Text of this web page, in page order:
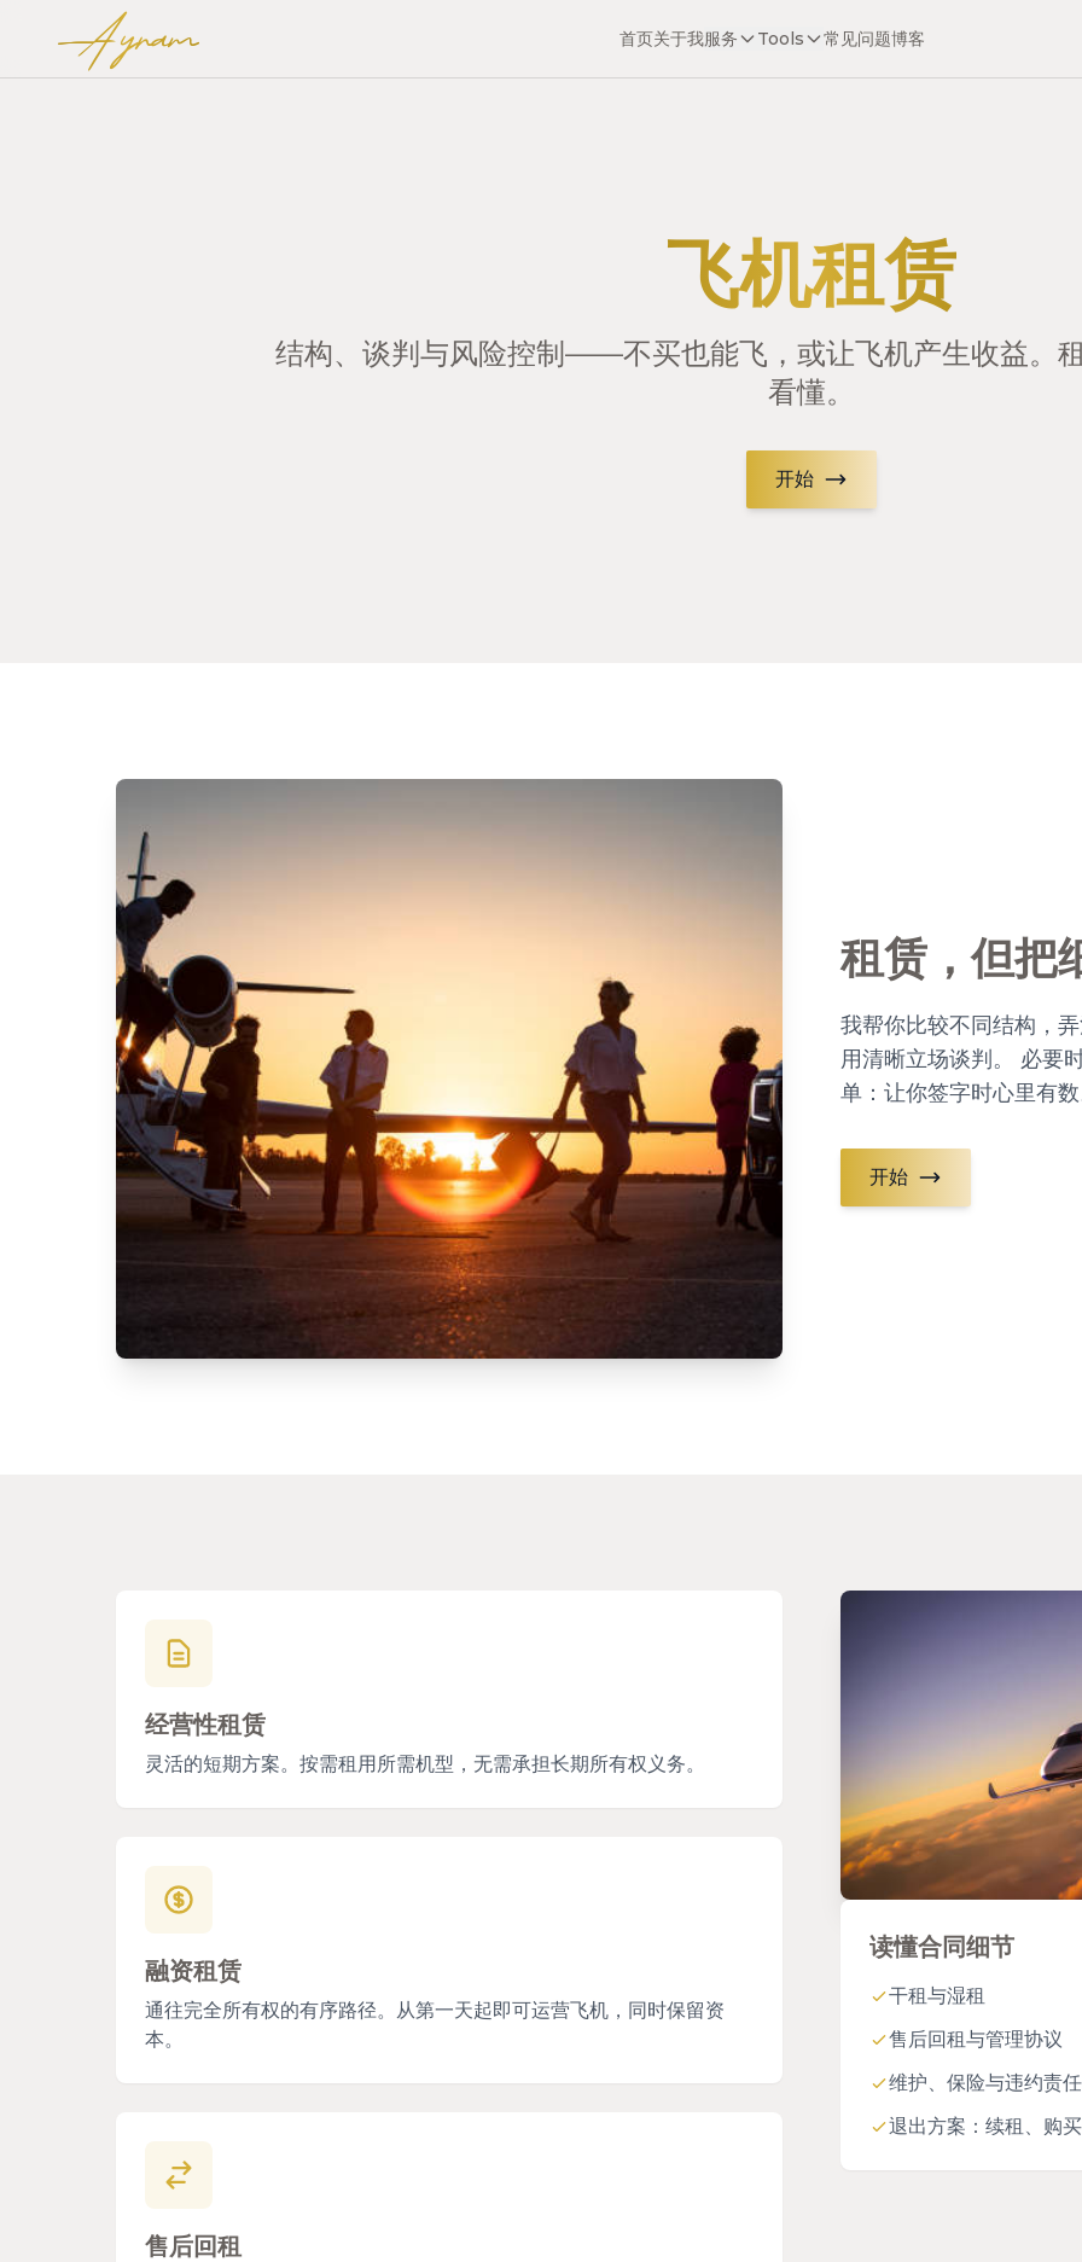
Ayram 首页关于我服务 Tools 常见问题博客
飞机租赁
结构、谈判与风险控制——不买也能飞，或让飞机产生收益。
看懂。
开始
租赁，但把
我帮你比较不同结构，
用清晰立场谈判。 必要
单：让你签字时心里有
开始
经营性租赁
灵活的短期方案。按需租用所需机型，无需承担长期所有权义务。
融资租赁
通往完全所有权的有序路径。从第一天起即可运营飞机，同时保留资
本。
售后回租
读懂合同细节
干租与湿租
售后回租与管理协议
维护、保险与违约责
退出方案：续租、购